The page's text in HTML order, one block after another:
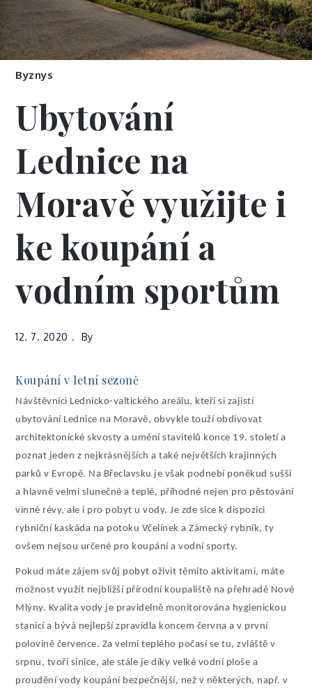
Byznys
Ubytování
Lednice na
Moravě využijte i
ke koupání a
vodním sportům
12. 7. 2020 By
Koupání v letní sezoně
Návštěvníci Lednicko-valtického areálu, kteří si zajistí
ubytování Lednice na Moravě, obvykle touží obdivovat
architektonické skvosty a umění stavitelů konce 19. století a
poznat jeden z nejkrásnějších a také největších krajinných
parků v Evropě. Na Břeclavsku je však podnebí poněkud sušší
a hlavně velmi slunečné a teplé, příhodné nejen pro pěstování
vinné révy, ale i pro pobyt u vody. Je zde sice k dispozici
rybniční kaskáda na potoku Včelínek a Zámecký rybník, ty
ovšem nejsou určené pro koupání a vodní sporty.
Pokud máte zájem svůj pobyt oživit těmito aktivitami, máte
možnost využít nejbližší přírodní koupaliště na přehradě Nové
Mlýny. Kvalita vody je pravidelně monitorována hygienickou
stanicí a bývá nejlepší zpravidla koncem června a v první
polovině července. Za velmi teplého počasí se tu, zvláště v
srpnu, tvoří sinice, ale stále je díky velké vodní ploše a
proudění vody koupání bezpečnější, než v některých, např. v